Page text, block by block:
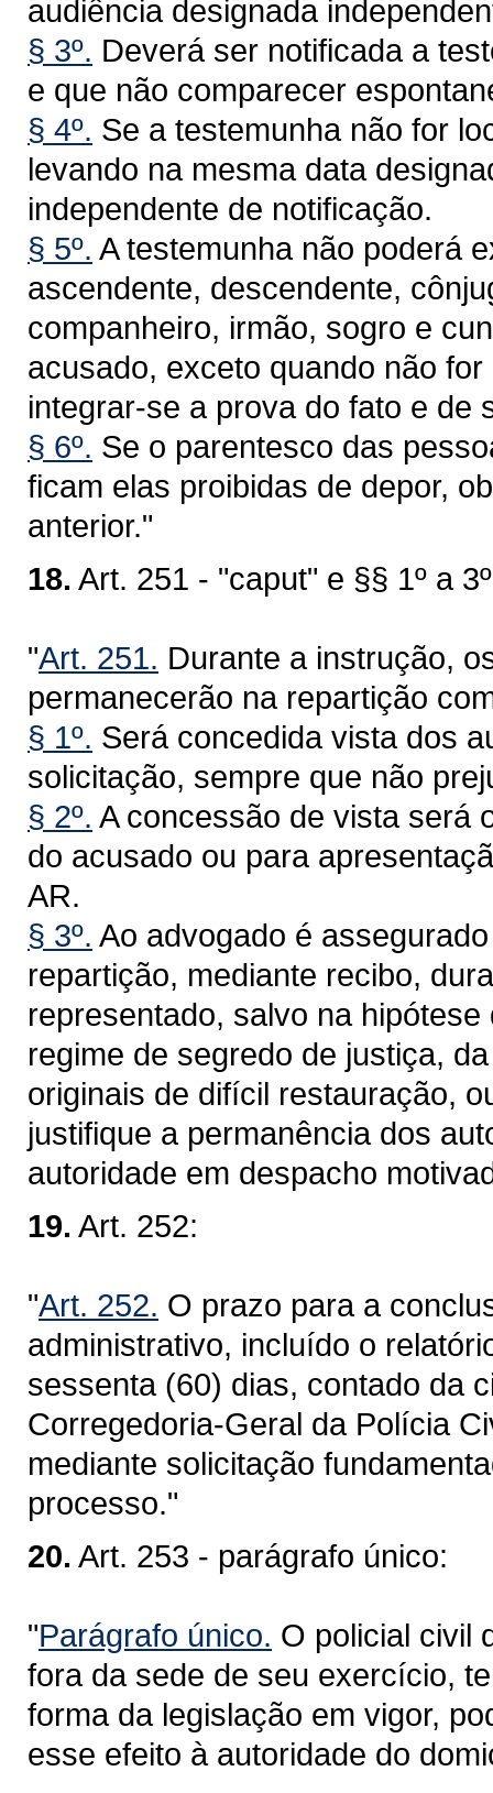
audiência designada
§ 3º. Deverá ser notificada a
e que não comparecer
§ 4º. Se a testemunha não for
levando na mesma data
independente de notificação.
§ 5º. A testemunha não poderá
ascendente, descendente,
companheiro, irmão, sogro e
acusado, exceto quando não
integrar-se a prova do fato e de
§ 6º. Se o parentesco das
ficam elas proibidas de depor,
anterior."
18. Art. 251 - "caput" e §§ 1º a
"Art. 251. Durante a instrução,
permanecerão na repartição
§ 1º. Será concedida vista dos
solicitação, sempre que não
§ 2º. A concessão de vista será
do acusado ou para
AR.
§ 3º. Ao advogado é
repartição, mediante recibo,
representado, salvo na
regime de segredo de justiça,
originais de difícil restauração,
justifique a permanência dos
autoridade em despacho
19. Art. 252:
"Art. 252. O prazo para a
administrativo, incluído o
sessenta (60) dias, contado da
Corregedoria-Geral da Polícia
mediante solicitação
processo."
20. Art. 253 - parágrafo único:
"Parágrafo único. O policial civil
fora da sede de seu exercício,
forma da legislação em vigor,
esse efeito à autoridade do